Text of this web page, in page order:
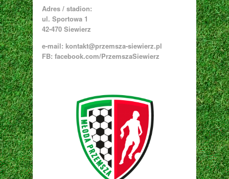
Adres / stadion:
ul. Sportowa 1
42-470 Siewierz
e-mail: kontakt@przemsza-siewierz.pl
FB: facebook.com/PrzemszaSiewierz